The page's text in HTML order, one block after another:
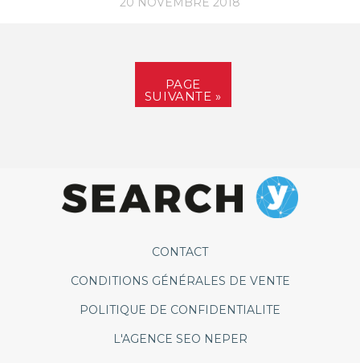
PAGE
SUIVANTE »
CONTACT
CONDITIONS GÉNÉRALES DE VENTE
POLITIQUE DE CONFIDENTIALITE
L'AGENCE SEO NEPER